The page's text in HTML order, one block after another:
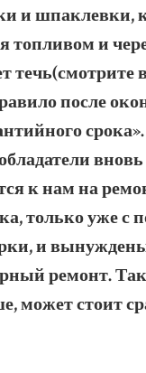
и шпаклевки,
топливом и
течь(смотрите
после
к нам на
только уже с
и
ремонт.
может стоит